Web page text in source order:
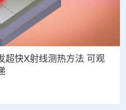
超快X射线测热方法 可观